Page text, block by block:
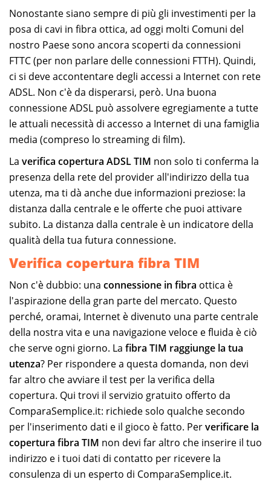
Nonostante siano sempre di più gli investimenti per la
posa di cavi in fibra ottica, ad oggi molti Comuni del
nostro Paese sono ancora scoperti da connessioni
FTTC (per non parlare delle connessioni FTTH). Quindi,
ci si deve accontentare degli accessi a Internet con rete
ADSL. Non c'è da disperarsi, però. Una buona
connessione ADSL può assolvere egregiamente a tutte
le attuali necessità di accesso a Internet di una famiglia
media (compreso lo streaming di film).
La verifica copertura ADSL TIM non solo ti conferma la
presenza della rete del provider all'indirizzo della tua
utenza, ma ti dà anche due informazioni preziose: la
distanza dalla centrale e le offerte che puoi attivare
subito. La distanza dalla centrale è un indicatore della
qualità della tua futura connessione.
Verifica copertura fibra TIM
Non c'è dubbio: una connessione in fibra ottica è
l'aspirazione della gran parte del mercato. Questo
perché, oramai, Internet è divenuto una parte centrale
della nostra vita e una navigazione veloce e fluida è ciò
che serve ogni giorno. La fibra TIM raggiunge la tua
utenza? Per rispondere a questa domanda, non devi
far altro che avviare il test per la verifica della
copertura. Qui trovi il servizio gratuito offerto da
ComparaSemplice.it: richiede solo qualche secondo
per l'inserimento dati e il gioco è fatto. Perverificare la
copertura fibra TIM non devi far altro che inserire il tuo
indirizzo e i tuoi dati di contatto per ricevere la
consulenza di un esperto di ComparaSemplice.it.